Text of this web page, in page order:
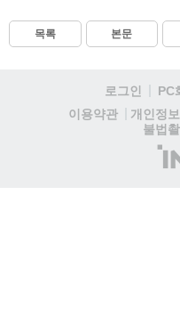
목록 본문
로그인 PC
이용약관
개인정
불법